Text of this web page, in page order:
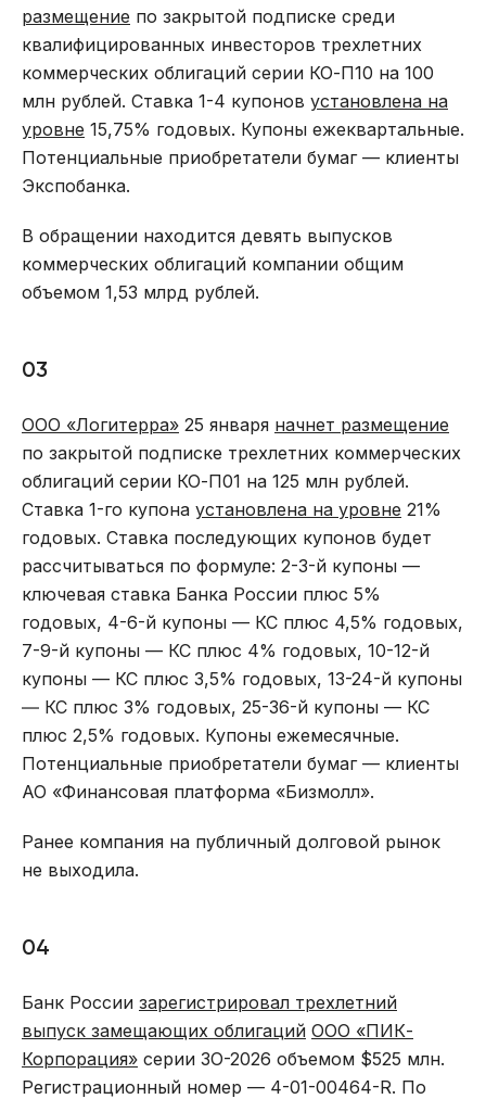
размещение по закрытой подписке среди
квалифицированных инвесторов трехлетних
коммерческих облигаций серии КО-П10 на 100
млн рублей. Ставка 1-4 купонов установлена на
уровне 15,75% годовых. Купоны ежеквартальные.
Потенциальные приобретатели бумаг — клиенты
Экспобанка.
В обращении находится девять выпусков
коммерческих облигаций компании общим
объемом 1,53 млрд рублей.
03
ООО «Логитерра» 25 января начнет размещение
по закрытой подписке трехлетних коммерческих
облигаций серии КО-П01 на 125 млн рублей.
Ставка 1-го купона установлена на уровне 21%
годовых. Ставка последующих купонов будет
рассчитываться по формуле: 2-3-й купоны —
ключевая ставка Банка России плюс 5%
годовых, 4-6-й купоны — КС плюс 4,5% годовых,
7-9-й купоны — КС плюс 4% годовых, 10-12-й
купоны — КС плюс 3,5% годовых, 13-24-й купоны
― КС плюс 3% годовых, 25-36-й купоны — КС
плюс 2,5% годовых. Купоны ежемесячные.
Потенциальные приобретатели бумаг — клиенты
АО «Финансовая платформа «Бизмолл».
Ранее компания на публичный долговой рынок
не выходила.
04
Банк России зарегистрировал трехлетний
выпуск замещающих облигаций ООО «ПИК-
Корпорация» серии ЗО-2026 объемом $525 млн.
Регистрационный номер — 4-01-00464-R. По